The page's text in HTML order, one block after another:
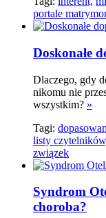
portale
Doskonałe
Dlaczego, gdy
nikomu nie
wszystkim? »
Tagi:
listy
związek
Syndrom
choroba?